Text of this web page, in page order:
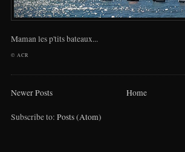
Maman les p'tits bateaux...
© ACR
Newer Posts Home
Subscribe to: Posts (Atom)